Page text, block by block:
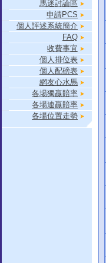
馬迷討論區
申請PCS
個人評述系統簡介
FAQ
收費事宜
個人排位表
個人配磅表
網友心水馬
各場獨贏賠率
各場連贏賠率
各場位置走勢